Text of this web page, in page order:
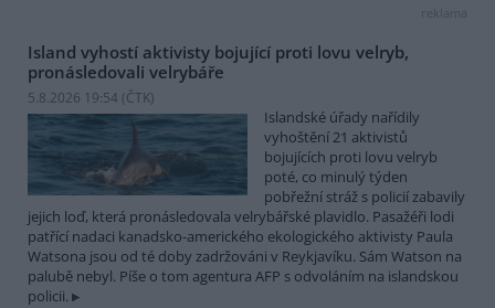
reklama
Island vyhostí aktivisty bojující proti lovu velryb,
pronásledovali velrybáře
5.8.2026 19:54 (ČTK)
Islandské úřady nařídily
vyhoštění 21 aktivistů
bojujících proti lovu velryb
poté, co minulý týden
pobřežní stráž s policií zabavily
jejich loď, která pronásledovala velrybářské plavidlo. Pasažéři lodi
patřící nadaci kanadsko-amerického ekologického aktivisty Paula
Watsona jsou od té doby zadržováni v Reykjavíku. Sám Watson na
palubě nebyl. Píše o tom agentura AFP s odvoláním na islandskou
policii.